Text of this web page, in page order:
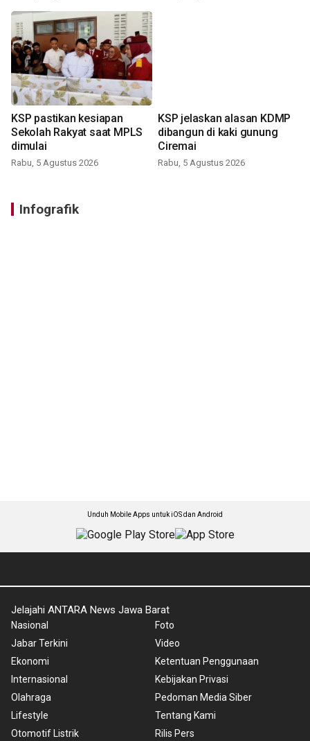
KSP pastikan kesiapan
Sekolah Rakyat saat MPLS
dimulai
Rabu, 5 Agustus 2026
KSP jelaskan alasan KDMP
dibangun di kaki gunung
Ciremai
Rabu, 5 Agustus 2026
Infografik
Unduh Mobile Apps untuk iOS dan Android
Jelajahi ANTARA News Jawa Barat
Nasional
Jabar Terkini
Ekonomi
Internasional
Olahraga
Lifestyle
Otomotif Listrik
Foto
Video
Ketentuan Penggunaan
Kebijakan Privasi
Pedoman Media Siber
Tentang Kami
Rilis Pers